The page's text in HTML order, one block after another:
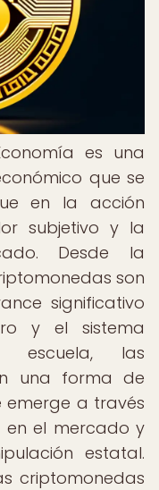
es una
que se
en la acción
subjetivo y la
Desde la
son
significativo
y el sistema
escuela, las
una forma de
emerge a través
en el mercado y
estatal.
criptomonedas